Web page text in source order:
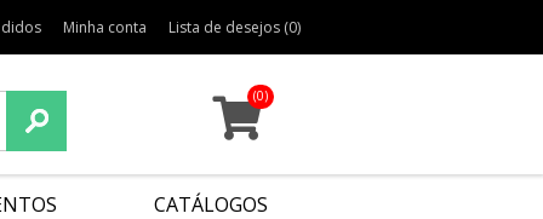
(0)
Minha conta Lista de desejos (0)
CATÁLOGOS